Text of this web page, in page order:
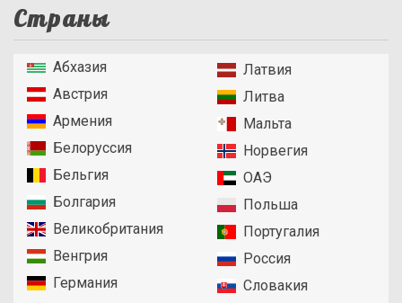
Страны
Абхазия
Австрия
Армения
Белоруссия
Бельгия
Болгария
Великобритания
Венгрия
Германия
Латвия
Литва
Мальта
Норвегия
ОАЭ
Польша
Португалия
Россия
Словакия